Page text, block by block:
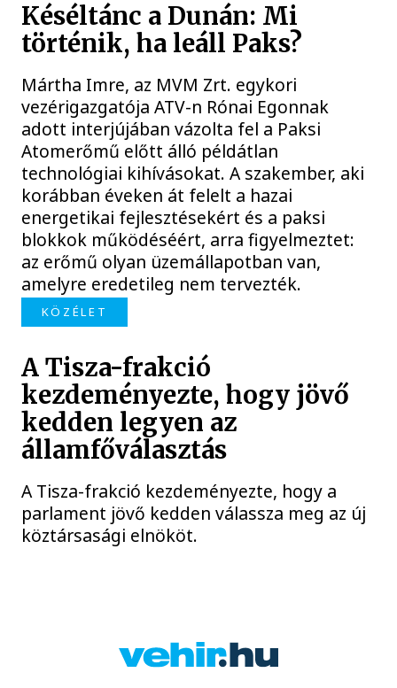
Késéltánc a Dunán: Mi
történik, ha leáll Paks?
Mártha Imre, az MVM Zrt. egykori
vezérigazgatója ATV-n Rónai Egonnak
adott interjújában vázolta fel a Paksi
Atomerőmű előtt álló példátlan
technológiai kihívásokat. A szakember, aki
korábban éveken át felelt a hazai
energetikai fejlesztésekért és a paksi
blokkok működéséért, arra figyelmeztet:
az erőmű olyan üzemállapotban van,
amelyre eredetileg nem tervezték.
KÖZÉLET
A Tisza-frakció
kezdeményezte, hogy jövő
kedden legyen az
államfőválasztás
A Tisza-frakció kezdeményezte, hogy a
parlament jövő kedden válassza meg az új
köztársasági elnököt.